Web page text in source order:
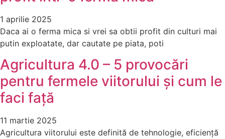
1 aprilie 2025
Daca ai o ferma mica si vrei sa obtii profit din culturi mai
putin exploatate, dar cautate pe piata, poti
Agricultura 4.0 – 5 provocări
pentru fermele viitorului și cum le
faci față
11 martie 2025
Agricultura viitorului este definită de tehnologie, eficiență